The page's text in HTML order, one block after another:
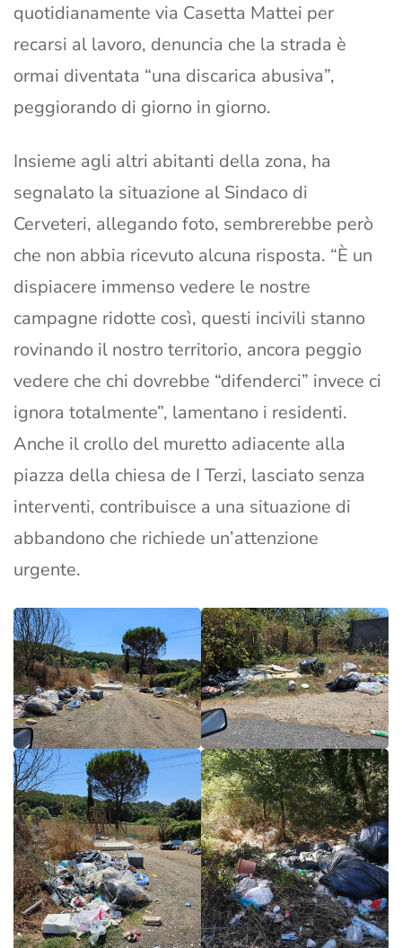
quotidianamente via Casetta Mattei per
recarsi al lavoro, denuncia che la strada è
ormai diventata “una discarica abusiva”,
peggiorando di giorno in giorno.
Insieme agli altri abitanti della zona, ha
segnalato la situazione al Sindaco di
Cerveteri, allegando foto, sembrerebbe però
che non abbia ricevuto alcuna risposta. “È un
dispiacere immenso vedere le nostre
campagne ridotte così, questi incivili stanno
rovinando il nostro territorio, ancora peggio
vedere che chi dovrebbe “difenderci” invece ci
ignora totalmente”, lamentano i residenti.
Anche il crollo del muretto adiacente alla
piazza della chiesa de I Terzi, lasciato senza
interventi, contribuisce a una situazione di
abbandono che richiede un’attenzione
urgente.